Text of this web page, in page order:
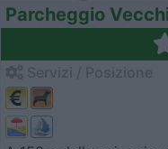
Parcheggio